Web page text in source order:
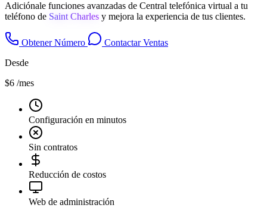
Adiciónale funciones avanzadas de Central telefónica virtual a tu
teléfono de Saint Charles y mejora la experiencia de tus clientes.
Obtener Número
Contactar Ventas
Desde
$6 /mes
Configuración en minutos
Sin contratos
Reducción de costos
Web de administración